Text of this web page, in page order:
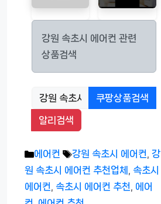
강원 속초시 에어컨 관련
상품검색
쿠팡상품검색
알리검색
카
테
고
에어컨
태
그
강원 속초시 에어컨 강
원 속초시 에어컨 추천업체
속초시
에어컨
속초시 에어컨 추천
에어